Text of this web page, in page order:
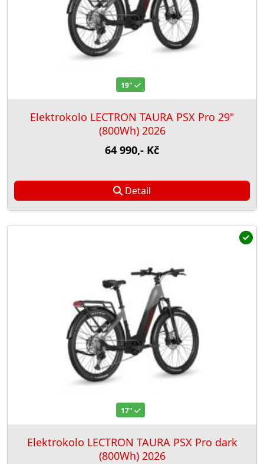
19"
Elektrokolo LECTRON TAURA PSX Pro 29"
(800Wh) 2026
64 990,- Kč
Detail
17"
Elektrokolo LECTRON TAURA PSX Pro dark
(800Wh) 2026